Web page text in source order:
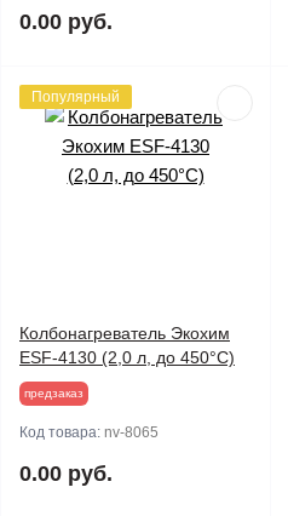
0.00 руб.
Популярный
Колбонагреватель Экохим
ESF-4130 (2,0 л, до 450°С)
предзаказ
Код товара: nv-8065
0.00 руб.